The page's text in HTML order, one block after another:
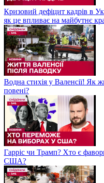
Кризовий дефіцит кадрів в
як це впливає на майбутнє
Водна стихія у Валенсії! Як
повені?
Гарріс чи Трамп? Хто є
США?